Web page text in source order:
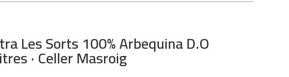
Les Sorts 100% Arbequina D.O
· Celler Masroig